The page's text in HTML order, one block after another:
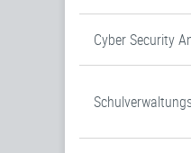
Cyber Security